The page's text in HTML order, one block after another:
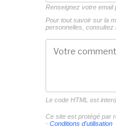
Renseignez votre email
Pour tout savoir sur la
personnelles, consultez
Le code HTML est
Ce site est protégé par
- Conditions d'utilisation